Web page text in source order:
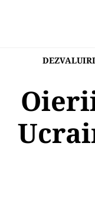
DEZVALUIRI